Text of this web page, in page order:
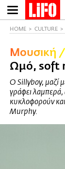
Παράκαμψη
προς
περιεχόμενο
HOME CULTURE
Μουσική /
Ωμό, soft
Ο Sillyboy, μαζί
γράφει λαμπερά,
κυκλοφορούν
Murphy.